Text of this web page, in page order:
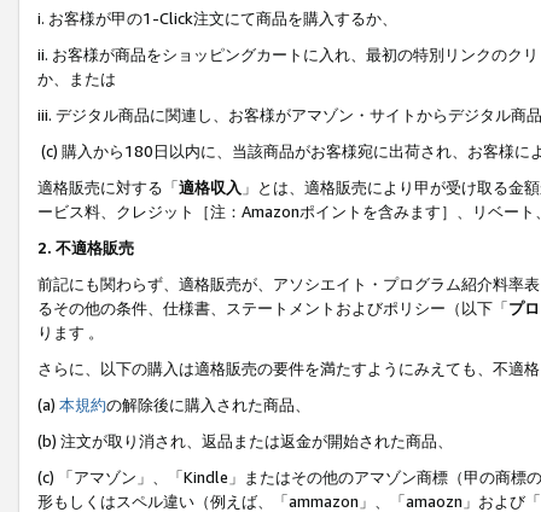
i. お客様が甲の1-Click注文にて商品を購入するか、
ii. お客様が商品をショッピングカートに入れ、最初の特別リンクのク
か、または
iii. デジタル商品に関連し、お客様がアマゾン・サイトからデジタル
(c) 購入から180日以内に、当該商品がお客様宛に出荷され、お客様
適格販売に対する「適格収入 」とは、適格販売により甲が受け取る金
ービス料、クレジット［注：Amazonポイントを含みます］、リベー
2. 不適格販売
前記にも関わらず、適格販売が、アソシエイト・プログラム紹介料率
るその他の条件、仕様書、ステートメントおよびポリシー（以下「プ
ります 。
さらに、以下の購入は適格販売の要件を満たすようにみえても、不適
(a) 本規約の解除後に購入された商品、
(b) 注文が取り消され、返品または返金が開始された商品、
(c) 「アマゾン」、「Kindle」またはその他のアマゾン商標（甲の商
形もしくはスペル違い（例えば、「ammazon」、「amaozn」および